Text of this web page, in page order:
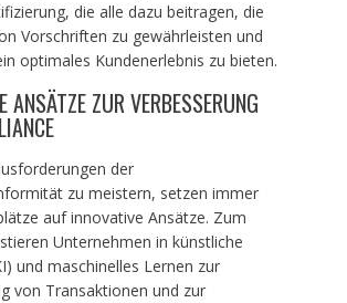
die alle dazu beitragen, die
Vorschriften zu gewährleisten und
optimales Kundenerlebnis zu bieten.
ANSÄTZE ZUR VERBESSERUNG
der
zu meistern, setzen immer
auf innovative Ansätze. Zum
Unternehmen in künstliche
und maschinelles Lernen zur
von Transaktionen und zur